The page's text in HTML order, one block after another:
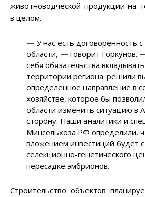
животноводческой продукции на
в целом.
— У нас есть договоренность
области, —говорит Горкунов.
себя обязательства
территории региона: решили
определенное направление в
хозяйстве, которое бы
области изменить ситуацию в
сторону. Наши аналитики и
Минсельхоза РФ определили,
вложением инвестиций будет
селекционно-генетического
пересадке эмбрионов.
Строительство объектов